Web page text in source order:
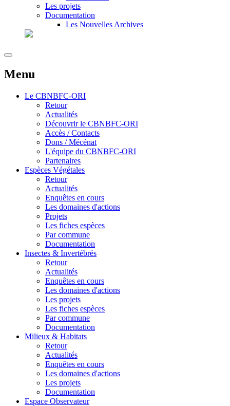
Les projets
Documentation
Les Nouvelles Archives
Menu
Le CBNBFC-ORI
Retour
Actualités
Découvrir le CBNBFC-ORI
Accès / Contacts
Dons / Mécénat
L'équipe du CBNBFC-ORI
Partenaires
Espèces Végétales
Retour
Actualités
Enquêtes en cours
Les domaines d'actions
Projets
Les fiches espèces
Par commune
Documentation
Insectes & Invertébrés
Retour
Actualités
Enquêtes en cours
Les domaines d'actions
Les projets
Les fiches espèces
Par commune
Documentation
Milieux & Habitats
Retour
Actualités
Enquêtes en cours
Les domaines d'actions
Les projets
Documentation
Espace Observateur